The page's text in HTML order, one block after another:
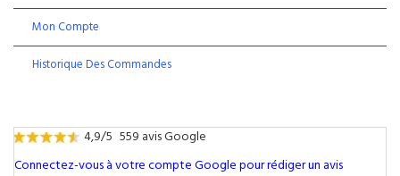
Mon Compte
Historique Des Commandes
4,9/5 559 avis Google
Connectez-vous à votre compte Google pour rédiger un avis